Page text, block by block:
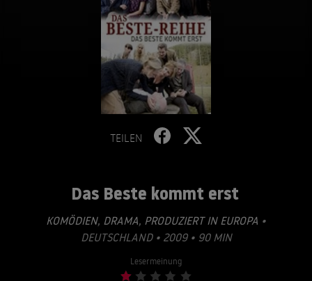
TEILEN
Das Beste kommt erst
KOMÖDIEN, DRAMA, PRODUZIERT IN EUROPA •
DEUTSCHLAND • 2009 • 90 MIN
Lesermeinung